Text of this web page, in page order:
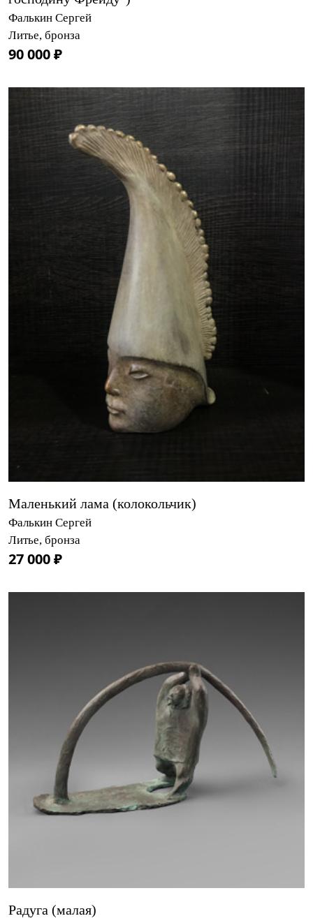
Фалькин Сергей
Литье, бронза
90 000 ₽
Маленький лама (колокольчик)
Фалькин Сергей
Литье, бронза
27 000 ₽
Радуга (малая)